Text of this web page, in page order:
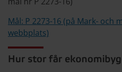
Mål: P 2273-16 (på Mark- och
webbplats)
Hur stor får